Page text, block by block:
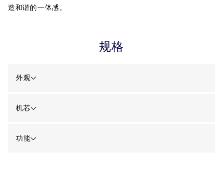
造和谐的一体感。
规格
外观
机芯
功能